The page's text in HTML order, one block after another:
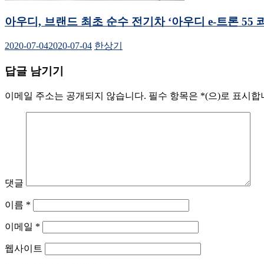
아우디, 브랜드 최초 순수 전기차 ‘아우디 e-트론 55
2020-07-042020-07-04 한상기
답글 남기기
이메일 주소는 공개되지 않습니다. 필수 항목은 *(으)로 표시합
댓글
이름 *
이메일 *
웹사이트